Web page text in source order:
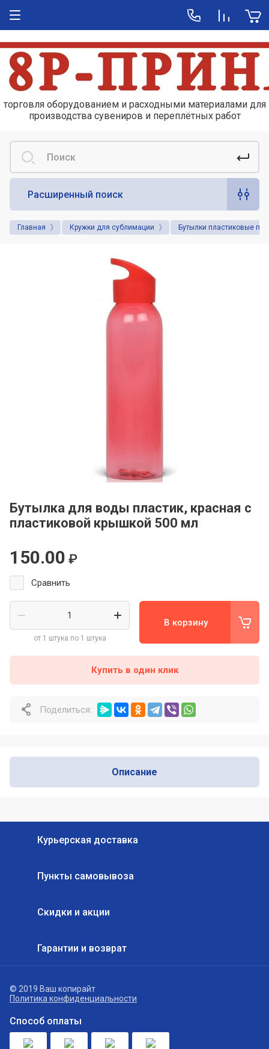
торговля оборудованием и расходными материалами для
производства сувениров и переплётных работ
Расширенный поиск
Главная Кружки для сублимации Бутылки пластиковые
Бутылка для воды пластик, красная с
пластиковой крышкой 500 мл
150.00 ₽
Сравнить
от 1 штука по 1 штука
В корзину
Купить в один клик
Поделиться:
Описание
Курьерская доставка
Пункты самовывоза
Скидки и акции
Гарантии и возврат
© 2019 Ваш копирайт
Политика конфиденциальности
Способ оплаты